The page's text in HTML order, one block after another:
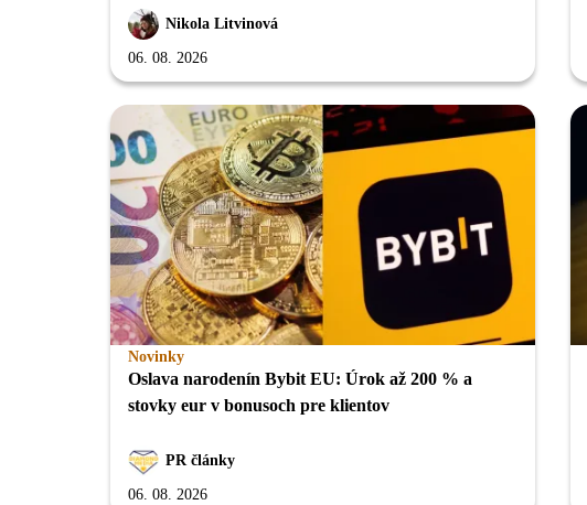
Nikola Litvinová
06. 08. 2026
Novinky
Oslava narodenín Bybit EU: Úrok až 200 % a
stovky eur v bonusoch pre klientov
PR články
06. 08. 2026